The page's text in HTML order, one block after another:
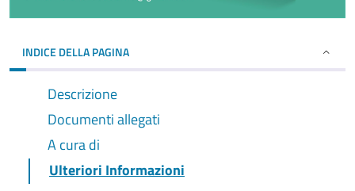
INDICE DELLA PAGINA
Descrizione
Documenti allegati
A cura di
Ulteriori Informazioni